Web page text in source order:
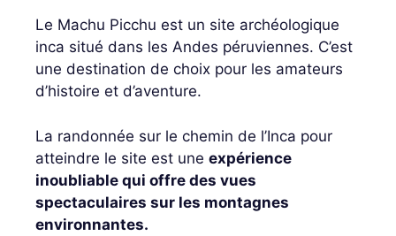
Le Machu Picchu est un site archéologique
inca situé dans les Andes péruviennes. C’est
une destination de choix pour les amateurs
d’histoire et d’aventure.
La randonnée sur le chemin de l’Inca pour
atteindre le site est une expérience
inoubliable qui offre des vues
spectaculaires sur les montagnes
environnantes.